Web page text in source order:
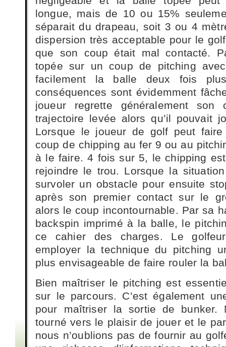
longue, mais de 10 ou 15%
séparait du drapeau, soit 3 ou 4
dispersion très acceptable pour le
que son coup était mal contacté.
topée sur un coup de pitching
facilement la balle deux fois
conséquences sont évidemment
joueur regrette généralement son
trajectoire levée alors qu’il pouvait
Lorsque le joueur de golf peut
coup de chipping au fer 9 ou au
à le faire. 4 fois sur 5, le chipping
rejoindre le trou. Lorsque la
survoler un obstacle pour ensuite
après son premier contact sur le
alors le coup incontournable. Par sa
backspin imprimé à la balle, le
ce cahier des charges. Le
employer la technique du pitching
plus envisageable de faire rouler la
Bien maîtriser le pitching est
sur le parcours. C’est également
pour maîtriser la sortie de bunker.
tourné vers le plaisir de jouer et le
nous n’oublions pas de fournir au